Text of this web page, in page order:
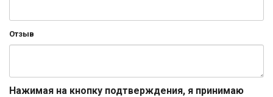
Отзыв
Нажимая на кнопку подтверждения, я принимаю